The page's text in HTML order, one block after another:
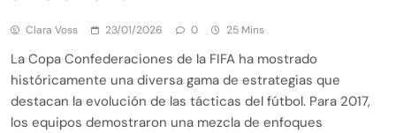
Clara Voss 23/01/2026 0 25 Mins
La Copa Confederaciones de la FIFA ha mostrado
históricamente una diversa gama de estrategias que
destacan la evolución de las tácticas del fútbol. Para 2017,
los equipos demostraron una mezcla de enfoques